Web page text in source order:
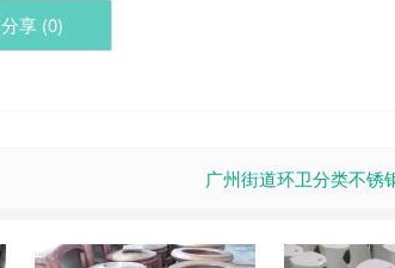
分享 (0)
广州街道环卫分类不锈